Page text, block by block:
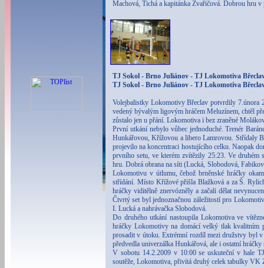
Machová, Tichá a kapitánka Zvařičová. Dobrou hru
TJ Sokol - Brno Juliánov - TJ Lokomotiva
TJ Sokol - Brno Juliánov - TJ Lokomotiva
Volejbalistky Lokomotivy Břeclav potvrdily 7.února
vedený bývalým ligovým hráčem Meluzínem, chtěl
zůstalo jen u přání. Lokomotiva i bez zraněné
První utkání nebylo vůbec jednoduché. Trenér
Hunkářovou, Křížovou a libero Lamrovou. Střídaly
projevilo na koncentraci hostujícího celku. Naopak
prvního setu, ve kterém zvítězily 25:23. Ve druhém
hru. Dobrá obrana na síti (Lucká, Slobodová,
Lokomotivu v útlumu, čehož brněnské hráčky
střídání. Místo Křížové přišla Blažková a za Š.
hráčky viditělně znervózněly a začali dělat
Čtvrtý set byl jednoznačnou záležitostí pro
I. Lucká a nahrávačka Slobodová.
Do druhého utkání nastoupila Lokomotiva ve
hráčky Lokomotivy na domácí velký tlak kvalitním
prosadit v útoku. Extrémní rozdíl mezi družstvy byl
předvedla univerzálka Hunkářová, ale i ostatní
V sobotu 14.2.2009 v 10:00 se uskuteční v hale
soutěže, Lokomotiva, přivítá druhý celek tabulky VK